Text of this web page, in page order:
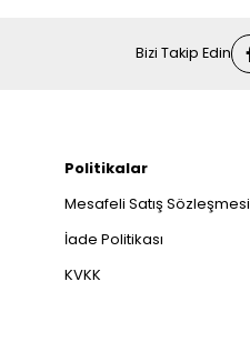
Bizi Takip Edin
Politikalar
Mesafeli Satış Sözleşmesi
İade Politikası
KVKK